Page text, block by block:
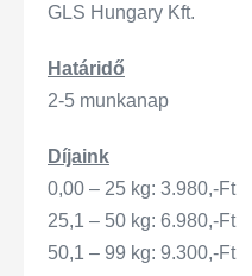
GLS Hungary Kft.
Határidő
2-5 munkanap
Díjaink
0,00 – 25 kg: 3.980,-Ft
25,1 – 50 kg: 6.980,-Ft
50,1 – 99 kg: 9.300,-Ft